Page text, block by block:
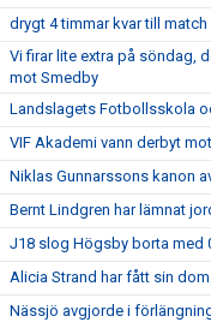
drygt 4 timmar kvar till match
Vi firar lite extra på söndag,
mot Smedby
Landslagets Fotbollsskola
VIF Akademi vann derbyt
Niklas Gunnarssons kanon
Bernt Lindgren har lämnat
J18 slog Högsby borta med
Alicia Strand har fått sin dom.
Nässjö avgjorde i